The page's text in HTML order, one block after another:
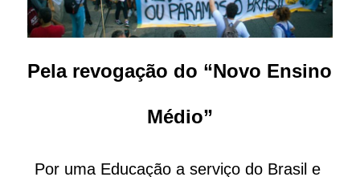
Pela revogação do “Novo Ensino
Médio”
Por uma Educação a serviço do Brasil e